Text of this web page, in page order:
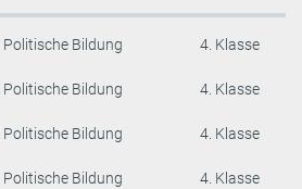
Politische Bildung 4. Klasse
Politische Bildung 4. Klasse
Politische Bildung 4. Klasse
Politische Bildung 4. Klasse